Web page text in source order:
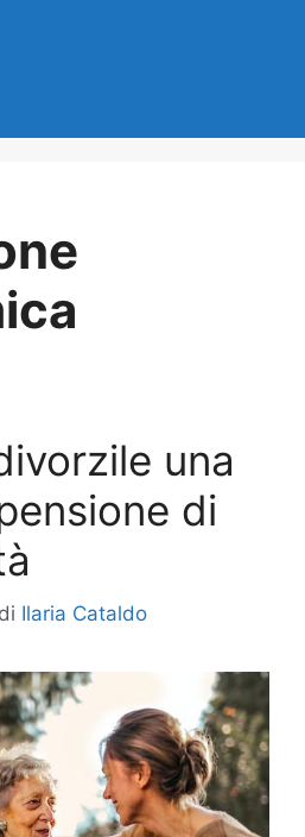
una
di
di Ilaria Cataldo